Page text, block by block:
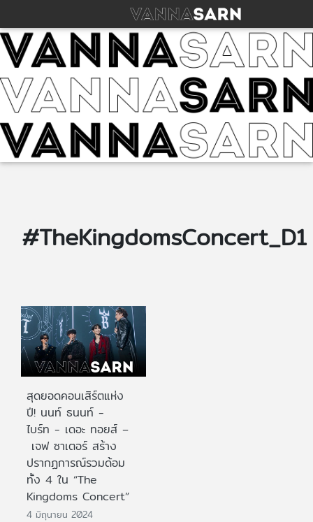
#TheKingdomsConcert_D1
สุดยอดคอนเสิร์ตแห่ง
ปี! นนท์ ธนนท์ -
ไบร์ท - เดอะ ทอยส์ –
เจฟ ซาเตอร์ สร้าง
ปรากฏการณ์รวมด้อม
ทั้ง 4 ใน “The
Kingdoms Concert”
4 มิถุนายน 2024